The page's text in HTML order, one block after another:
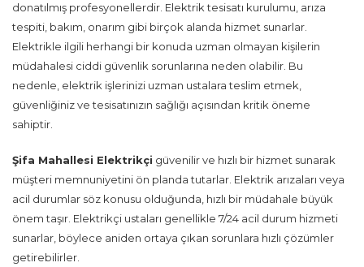
donatılmış profesyonellerdir. Elektrik tesisatı kurulumu, arıza
tespiti, bakım, onarım gibi birçok alanda hizmet sunarlar.
Elektrikle ilgili herhangi bir konuda uzman olmayan kişilerin
müdahalesi ciddi güvenlik sorunlarına neden olabilir. Bu
nedenle, elektrik işlerinizi uzman ustalara teslim etmek,
güvenliğiniz ve tesisatınızın sağlığı açısından kritik öneme
sahiptir.
Şifa Mahallesi Elektrikçi güvenilir ve hızlı bir hizmet sunarak
müşteri memnuniyetini ön planda tutarlar. Elektrik arızaları veya
acil durumlar söz konusu olduğunda, hızlı bir müdahale büyük
önem taşır. Elektrikçi ustaları genellikle 7/24 acil durum hizmeti
sunarlar, böylece aniden ortaya çıkan sorunlara hızlı çözümler
getirebilirler.